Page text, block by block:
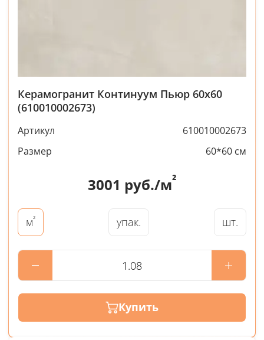
Керамогранит Континуум Пьюр 60x60
(610010002673)
Артикул
610010002673
Размер
60*60 см
3001 руб./м²
м² упак. шт.
Купить